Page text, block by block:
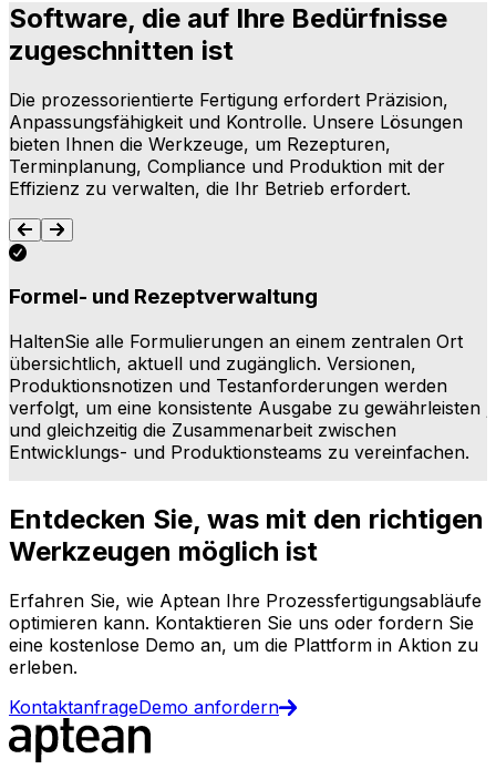
Software, die auf Ihre Bedürfnisse
zugeschnitten ist
Die prozessorientierte Fertigung erfordert Präzision,
Anpassungsfähigkeit und Kontrolle. Unsere Lösungen
bieten Ihnen die Werkzeuge, um Rezepturen,
Terminplanung, Compliance und Produktion mit der
Effizienz zu verwalten, die Ihr Betrieb erfordert.
Formel- und Rezeptverwaltung
HaltenSie alle Formulierungen an einem zentralen Ort
übersichtlich, aktuell und zugänglich. Versionen,
Produktionsnotizen und Testanforderungen werden
verfolgt, um eine konsistente Ausgabe zu gewährleisten
und gleichzeitig die Zusammenarbeit zwischen
Entwicklungs- und Produktionsteams zu vereinfachen.
Entdecken Sie, was mit den richtigen
Werkzeugen möglich ist
Erfahren Sie, wie Aptean Ihre Prozessfertigungsabläufe
optimieren kann. Kontaktieren Sie uns oder fordern Sie
eine kostenlose Demo an, um die Plattform in Aktion zu
erleben.
KontaktanfrageDemo anfordern